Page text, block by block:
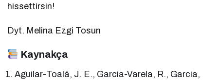
hissettirsin!
Dyt. Melina Ezgi Tosun
Kaynakça
Aguilar-Toalá, J. E., Garcia-Varela, R., Garcia,